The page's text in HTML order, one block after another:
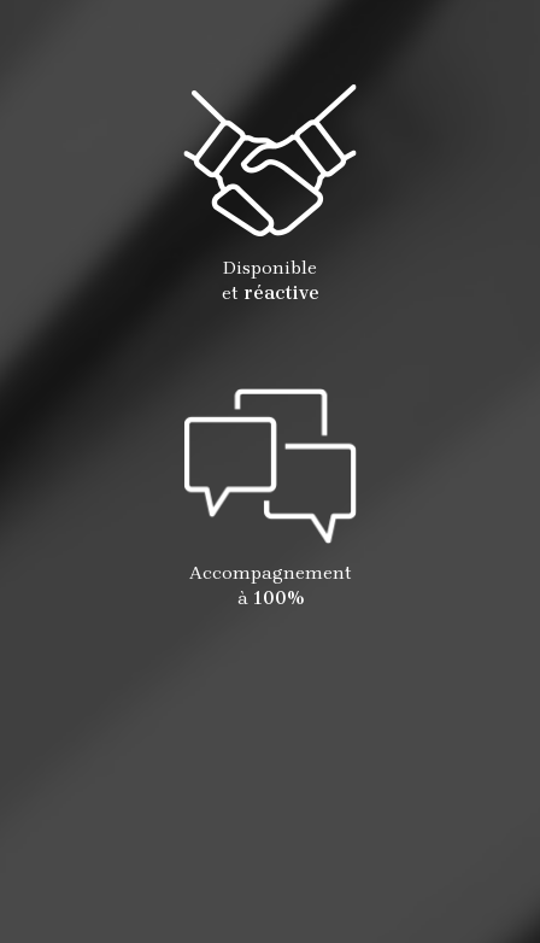
Disponible
et réactive
Accompagnement
à 100%